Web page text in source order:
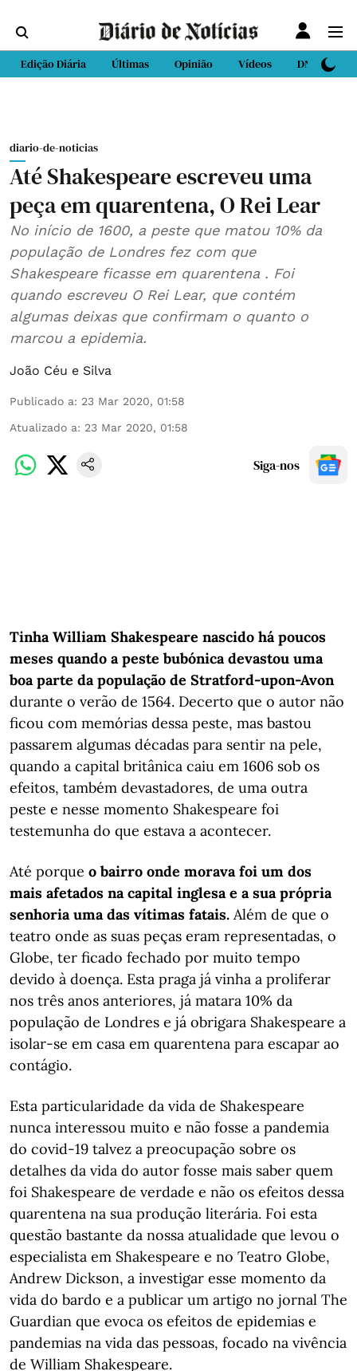
Edição Diária Últimas Opinião Vídeos DN Sport
diario-de-noticias
Até Shakespeare escreveu uma
peça em quarentena, O Rei Lear
No início de 1600, a peste que matou 10% da
população de Londres fez com que
Shakespeare ficasse em quarentena . Foi
quando escreveu O Rei Lear, que contém
algumas deixas que confirmam o quanto o
marcou a epidemia.
João Céu e Silva
Publicado a: 23 Mar 2020, 01:58
Atualizado a: 23 Mar 2020, 01:58
Siga-nos
Tinha William Shakespeare nascido há poucos
meses quando a peste bubónica devastou uma
boa parte da população de Stratford-upon-Avon
durante o verão de 1564. Decerto que o autor não
ficou com memórias dessa peste, mas bastou
passarem algumas décadas para sentir na pele,
quando a capital britânica caiu em 1606 sob os
efeitos, também devastadores, de uma outra
peste e nesse momento Shakespeare foi
testemunha do que estava a acontecer.
Até porque o bairro onde morava foi um dos
mais afetados na capital inglesa e a sua própria
senhoria uma das vítimas fatais. Além de que o
teatro onde as suas peças eram representadas, o
Globe, ter ficado fechado por muito tempo
devido à doença. Esta praga já vinha a proliferar
nos três anos anteriores, já matara 10% da
população de Londres e já obrigara Shakespeare a
isolar-se em casa em quarentena para escapar ao
contágio.
Esta particularidade da vida de Shakespeare
nunca interessou muito e não fosse a pandemia
do covid-19 talvez a preocupação sobre os
detalhes da vida do autor fosse mais saber quem
foi Shakespeare de verdade e não os efeitos dessa
quarentena na sua produção literária. Foi esta
questão bastante da nossa atualidade que levou o
especialista em Shakespeare e no Teatro Globe,
Andrew Dickson, a investigar esse momento da
vida do bardo e a publicar um artigo no jornal The
Guardian que evoca os efeitos de epidemias e
pandemias na vida das pessoas, focado na vivência
de William Shakespeare.